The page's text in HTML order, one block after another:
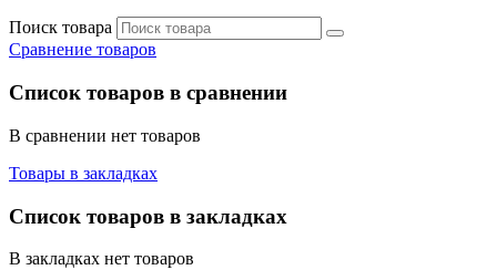
Поиск товара
Сравнение товаров
Список товаров в сравнении
В сравнении нет товаров
Товары в закладках
Список товаров в закладках
В закладках нет товаров